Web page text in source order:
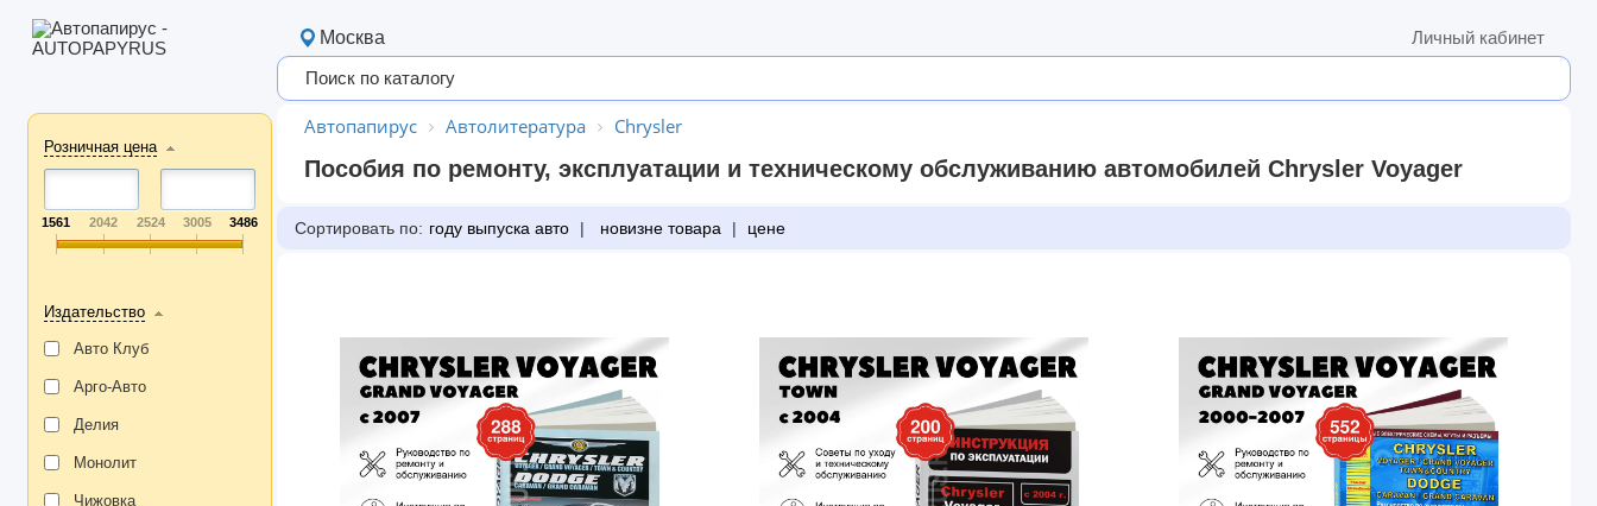
Розничная цена
1561 2042 2524 3005 3486
Издательство
Авто Клуб
Арго-Авто
Делия
Монолит
Чижовка
Москва Личный кабинет
Автопапирус Автолитература Chrysler
Пособия по ремонту, эксплуатации и техническому обслуживанию автомобилей Chrysler Voyager
Сортировать по: году выпуска авто | новизне товара | цене